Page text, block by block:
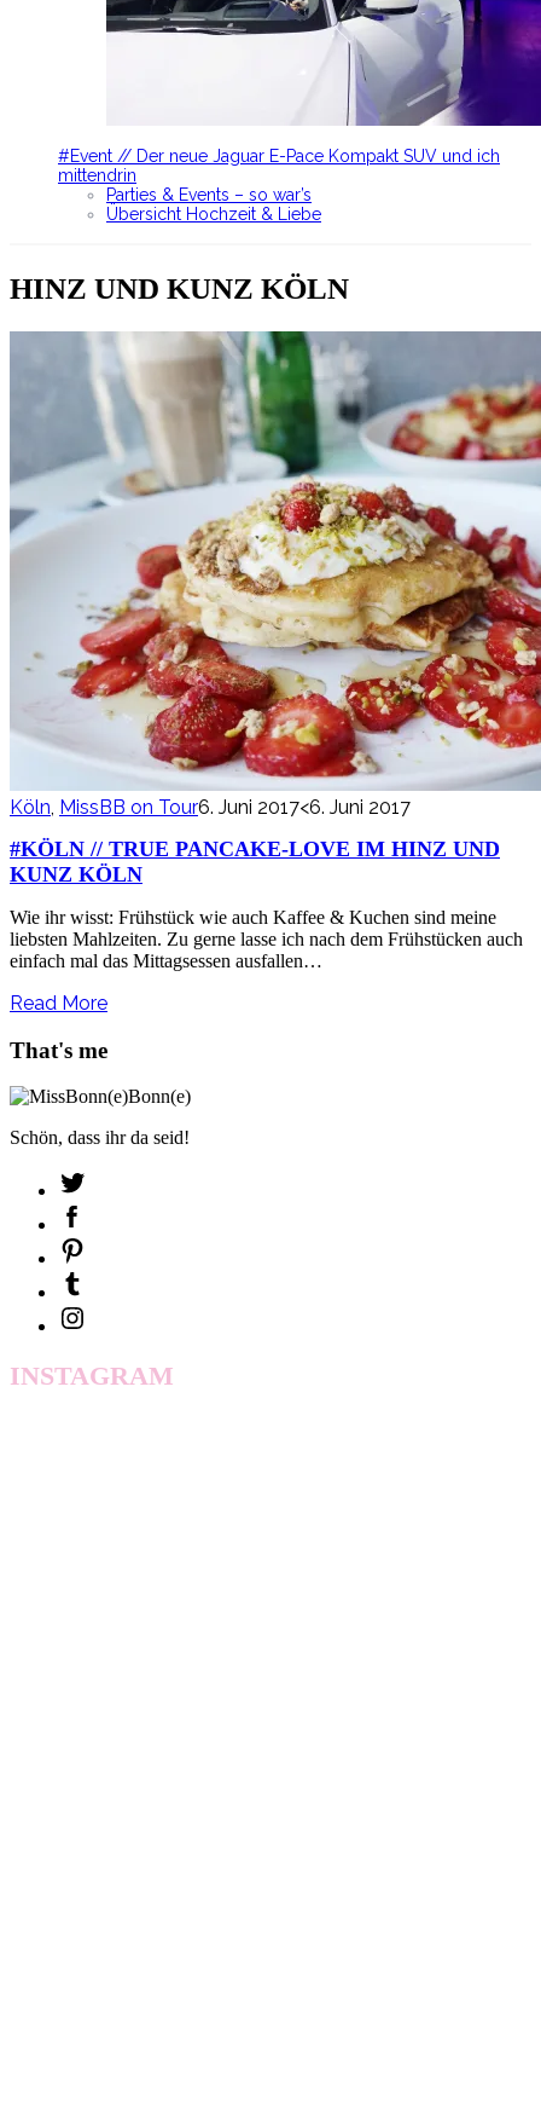
#Event // Der neue Jaguar E-Pace Kompakt SUV und ich
mittendrin
Parties & Events – so war’s
Übersicht Hochzeit & Liebe
HINZ UND KUNZ KÖLN
Köln, MissBB on Tour6. Juni 2017<6. Juni 2017
#KÖLN // TRUE PANCAKE-LOVE IM HINZ UND
KUNZ KÖLN
Wie ihr wisst: Frühstück wie auch Kaffee & Kuchen sind meine
liebsten Mahlzeiten. Zu gerne lasse ich nach dem Frühstücken auch
einfach mal das Mittagsessen ausfallen…
Read More
That's me
Schön, dass ihr da seid!
INSTAGRAM